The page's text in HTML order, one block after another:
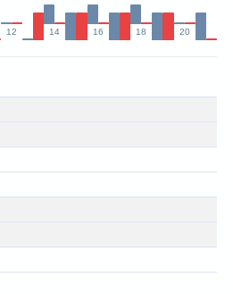
12 14 16 18 20
Гродно - остановка ул.